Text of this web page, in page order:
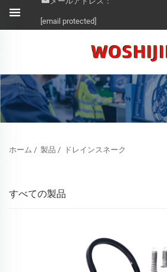
[email protected]
ホーム / 製品 / ドレインスネーク
すべての製品